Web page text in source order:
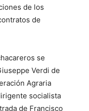
de los
de
se
Verdi de
Agraria
socialista
de Francisco